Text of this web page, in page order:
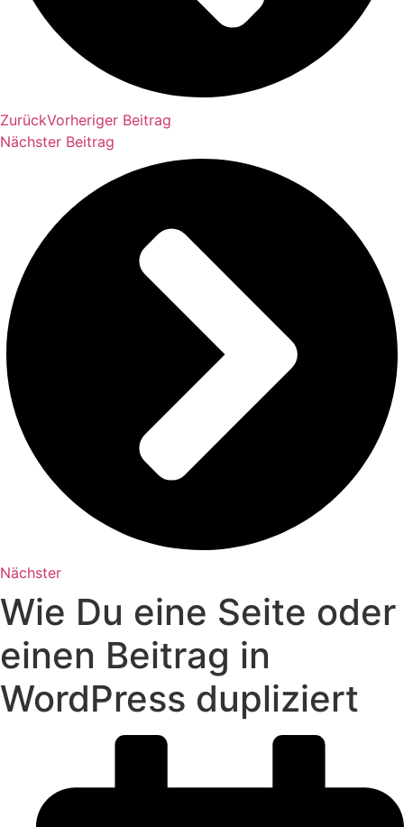
ZurückVorheriger Beitrag
Nächster Beitrag
Nächster
Wie Du eine Seite oder
einen Beitrag in
WordPress dupliziert